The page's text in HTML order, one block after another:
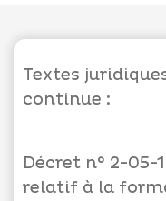
Textes
continue :
Décret n° 2-05-
relatif à la